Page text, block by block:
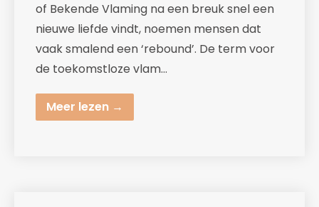
of Bekende Vlaming na een breuk snel een
nieuwe liefde vindt, noemen mensen dat
vaak smalend een ‘rebound’. De term voor
de toekomstloze vlam…
Meer lezen →